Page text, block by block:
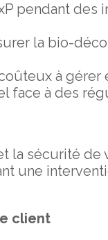
pendant des
la bio-
à gérer
face à des
la sécurité de
une
client